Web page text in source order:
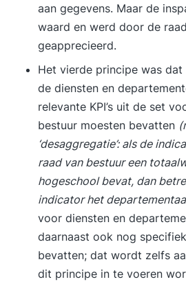
aan gegevens. Maar de
waard en werd door de
geapprecieerd.
Het vierde principe was
de diensten en
relevante KPI’s uit de set
bestuur moesten bevatten
‘desaggregatie’: als de
raad van bestuur een
hogeschool bevat, dan
indicator het
voor diensten en
daarnaast ook nog
bevatten; dat wordt zelfs
dit principe in te voeren